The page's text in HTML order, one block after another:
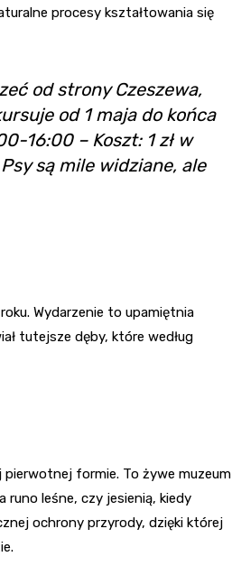
procesy kształtowania się
od strony Czeszewa,
od 1 maja do końca
16:00 – Koszt: 1 zł w
są mile widziane, ale
Wydarzenie to upamiętnia
tutejsze dęby, które według
formie. To żywe muzeum
leśne, czy jesienią, kiedy
ochrony przyrody, dzięki której